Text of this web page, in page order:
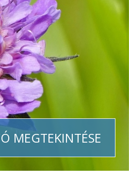
MEGTEKINTÉSE